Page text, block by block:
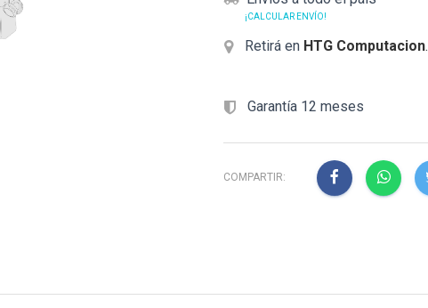
¡CALCULAR ENVÍO!
Retirá en HTG Computacion.
Garantía 12 meses
COMPARTIR: